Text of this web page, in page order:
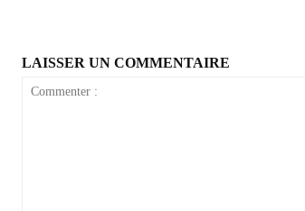
LAISSER UN COMMENTAIRE